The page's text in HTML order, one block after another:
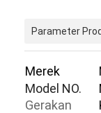
Parameter
Merek
Model NO.
Gerakan